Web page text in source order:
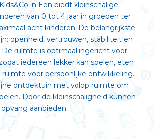
Kids&Co in Een biedt kleinschalige
van 0 tot 4 jaar in groepen ter
acht kinderen. De belangrijkste
openheid, vertrouwen, stabiliteit en
De ruimte is optimaal ingericht voor
iedereen lekker kan spelen, eten
ruimte voor persoonlijke ontwikkeling.
ontdektuin met volop ruimte om
Door de kleinschaligheid kunnen
aanbieden.